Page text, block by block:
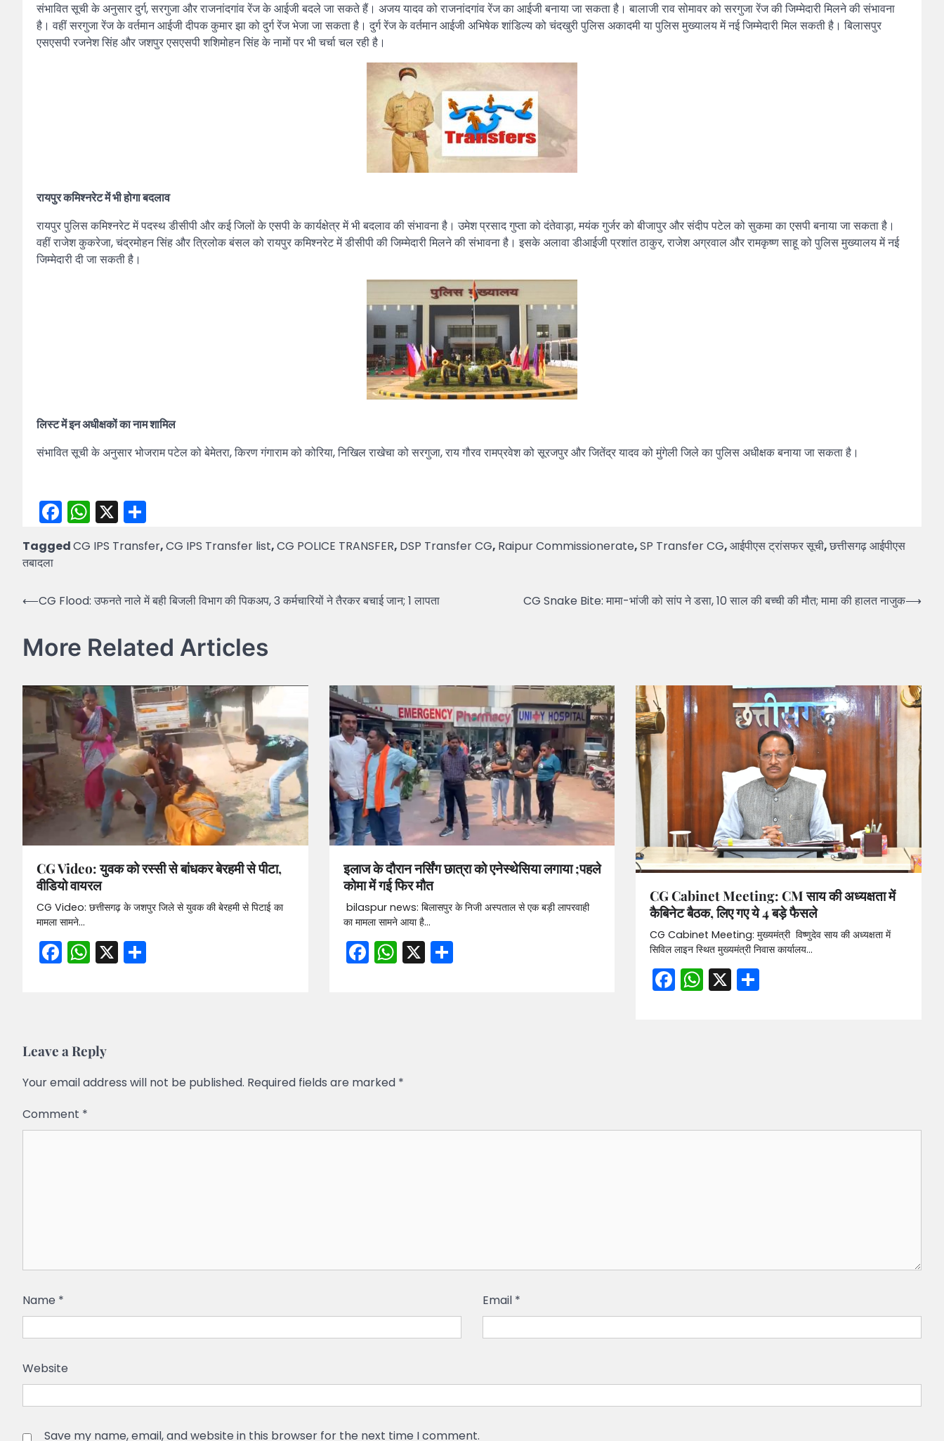
संभावित सूची के अनुसार दुर्ग, सरगुजा और राजनांदगांव रेंज के आईजी बदले जा सकते हैं। अजय यादव को राजनांदगांव रेंज का आईजी बनाया जा सकता है। बालाजी राव सोमावर को सरगुजा रेंज की जिम्मेदारी मिलने की संभावना
है। वहीं सरगुजा रेंज के वर्तमान आईजी दीपक कुमार झा को दुर्ग रेंज भेजा जा सकता है। दुर्ग रेंज के वर्तमान आईजी अभिषेक शांडिल्य को चंदखुरी पुलिस अकादमी या पुलिस मुख्यालय में नई जिम्मेदारी मिल सकती है। बिलासपुर
एसएसपी रजनेश सिंह और जशपुर एसएसपी शशिमोहन सिंह के नामों पर भी चर्चा चल रही है।
रायपुर कमिश्नरेट में भी होगा बदलाव
रायपुर पुलिस कमिश्नरेट में पदस्थ डीसीपी और कई जिलों के एसपी के कार्यक्षेत्र में भी बदलाव की संभावना है। उमेश प्रसाद गुप्ता को दंतेवाड़ा, मयंक गुर्जर को बीजापुर और संदीप पटेल को सुकमा का एसपी बनाया जा सकता है।
वहीं राजेश कुकरेजा, चंद्रमोहन सिंह और त्रिलोक बंसल को रायपुर कमिश्नरेट में डीसीपी की जिम्मेदारी मिलने की संभावना है। इसके अलावा डीआईजी प्रशांत ठाकुर, राजेश अग्रवाल और रामकृष्ण साहू को पुलिस मुख्यालय में नई
जिम्मेदारी दी जा सकती है।
लिस्ट में इन अधीक्षकों का नाम शामिल
संभावित सूची के अनुसार भोजराम पटेल को बेमेतरा, किरण गंगाराम को कोरिया, निखिल राखेचा को सरगुजा, राय गौरव रामप्रवेश को सूरजपुर और जितेंद्र यादव को मुंगेली जिले का पुलिस अधीक्षक बनाया जा सकता है।
Facebook
WhatsApp
X
TaggedCG IPS Transfer,CG IPS Transfer list,CG POLICE TRANSFER, DSP Transfer CG, Raipur Commissionerate,SP Transfer CG,आईपीएस ट्रांसफर सूची,छत्तीसगढ़ आईपीएस
तबादला
Post
⟵CG Flood: उफनते नाले में बही बिजली विभाग की पिकअप, 3 कर्मचारियों ने तैरकर बचाई जान; 1 लापता CG Snake Bite: मामा-भांजी को सांप ने डसा, 10 साल की बच्ची की मौत; मामा की हालत नाजुक⟶
More Related Articles
CG Video: युवक को रस्सी से बांधकर बेरहमी से पीटा,
वीडियो वायरल
CG Video: छत्तीसगढ़ के जशपुर जिले से युवक की बेरहमी से पिटाई का
मामला सामने…
Facebook
WhatsApp
X
इलाज के दौरान नर्सिंग छात्रा को एनेस्थेसिया लगाया ;पहले
कोमा में गई फिर मौत
bilaspur news: बिलासपुर के निजी अस्पताल से एक बड़ी लापरवाही
का मामला सामने आया है…
Facebook
WhatsApp
X Share
CG Cabinet Meeting: CM साय की अध्यक्षता में
कैबिनेट बैठक, लिए गए ये 4 बड़े फैसले
CG Cabinet Meeting: मुख्यमंत्री विष्णुदेव साय की अध्यक्षता में
सिविल लाइन स्थित मुख्यमंत्री निवास कार्यालय…
Facebook
WhatsApp
X
Leave a Reply
Your email address will not be published. Required fields are marked *
Comment *
Name * Email *
Website
Save my name, email, and website in this browser for the next time I comment.